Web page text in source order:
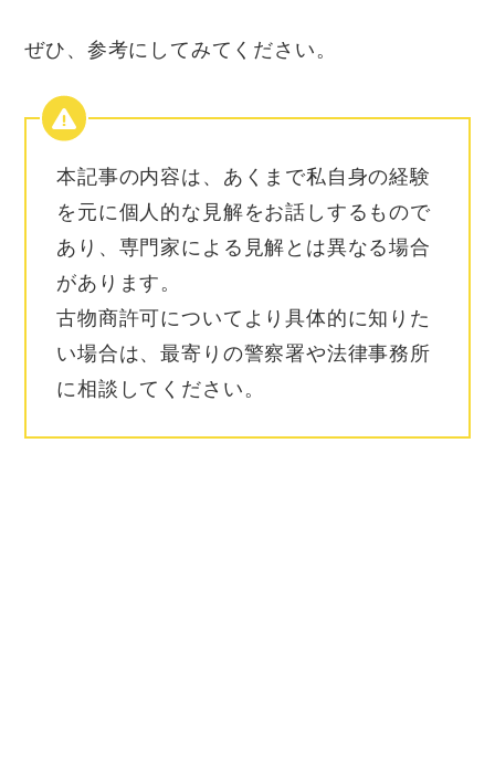
ぜひ、参考にしてみてください。
本記事の内容は、あくまで私自身の経験
を元に個人的な見解をお話しするもので
あり、専門家による見解とは異なる場合
があります。
古物商許可についてより具体的に知りた
い場合は、最寄りの警察署や法律事務所
に相談してください。